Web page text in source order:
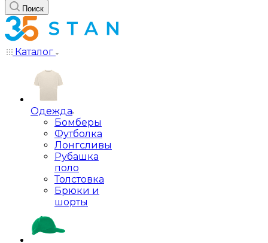
Поиск
Каталог
Одежда
Бомберы
Футболка
Лонгсливы
Рубашка
поло
Толстовка
Брюки и
шорты